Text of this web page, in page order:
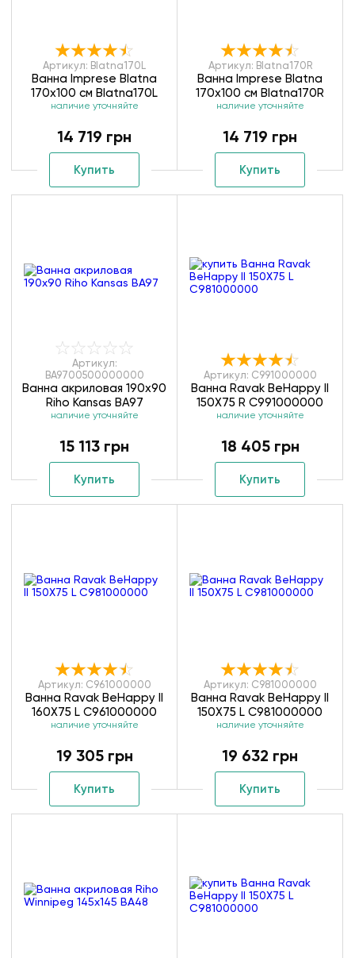
Артикул: Blatna170L
Ванна Imprese Blatna
170х100 см Blatna170L
наличие уточняйте
14 719 грн
Купить
Артикул: Blatna170R
Ванна Imprese Blatna
170х100 см Blatna170R
наличие уточняйте
14 719 грн
Купить
Артикул:
BA9700500000000
Ванна акриловая 190х90
Riho Kansas BA97
наличие уточняйте
15 113 грн
Купить
Артикул: C991000000
Ванна Ravak BeHappy II
150X75 R C991000000
наличие уточняйте
18 405 грн
Купить
Артикул: C961000000
Ванна Ravak BeHappy II
160X75 L C961000000
наличие уточняйте
19 305 грн
Купить
Артикул: C981000000
Ванна Ravak BeHappy II
150X75 L C981000000
наличие уточняйте
19 632 грн
Купить